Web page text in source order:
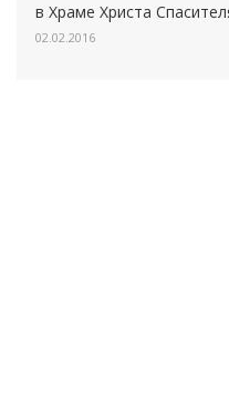
в Храме Христа
02.02.2016